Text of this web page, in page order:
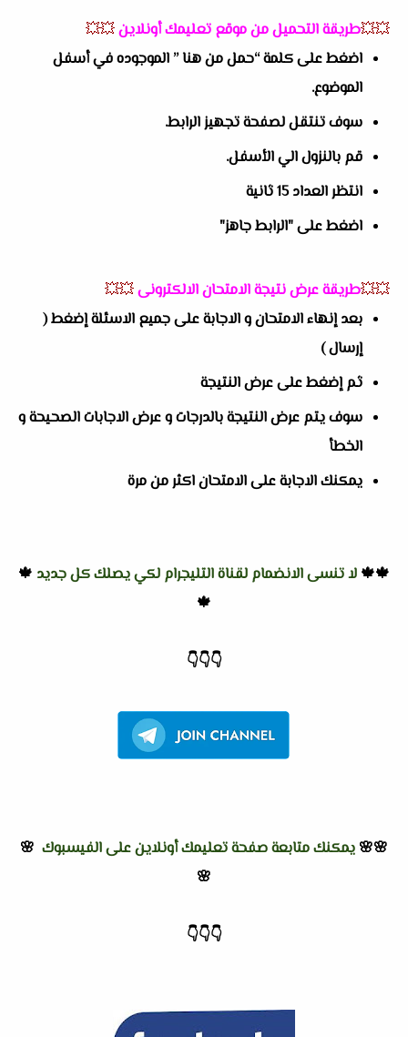
💥💥طريقة التحميل من موقع تعليمك أونلاين💥💥
اضغط على كلمة “حمل من هنا ” الموجوده في أسفل
الموضوع.
سوف تنتقل لصفحة تجهيز الرابط.
قم بالنزول الي الأسفل.
انتظر العداد 15 ثانية
اضغط على "الرابط جاهز"
💥💥طريقة عرض نتيجة الامتحان الالكترونى💥💥
بعد إنهاء الامتحان و الاجابة على جميع الاسئلة إضغط (
إرسال )
ثم إضغط على عرض النتيجة
سوف يتم عرض النتيجة بالدرجات و عرض الاجابات الصحيحة و
الخطأ
يمكنك الاجابة على الامتحان اكثر من مرة
🍁🍁 لا تنسى الانضمام لقناة التليجرام لكي يصلك كل جديد 🍁
🍁
👇
👇
👇
🌸🌸 يمكنك متابعة صفحة تعليمك أونلاين على الفيسبوك 🌸
🌸
👇
👇
👇